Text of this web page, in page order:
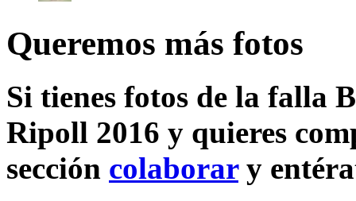
Queremos más fotos
Si tienes fotos de la falla
Ripoll 2016 y quieres
sección colaborary